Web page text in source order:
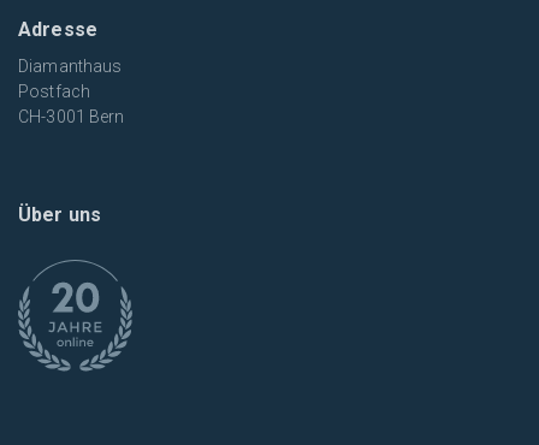
Adresse
Diamanthaus
Postfach
CH-3001 Bern
Über uns